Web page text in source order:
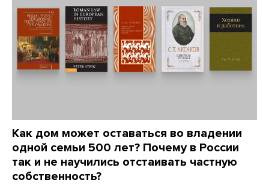
Как дом может оставаться во владении
одной семьи 500 лет? Почему в России
так и не научились отстаивать частную
собственность?